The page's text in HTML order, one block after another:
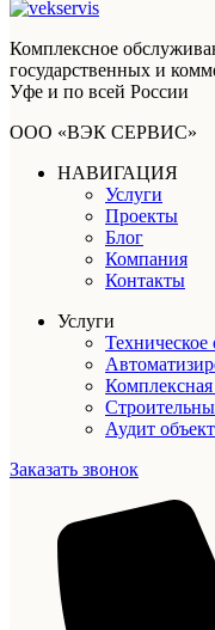
Комплексное
государственных и
Уфе и по всей России
ООО «ВЭК СЕРВИС»
НАВИГАЦИЯ
Услуги
Проекты
Блог
Компания
Контакты
Услуги
Аудит
Заказать звонок